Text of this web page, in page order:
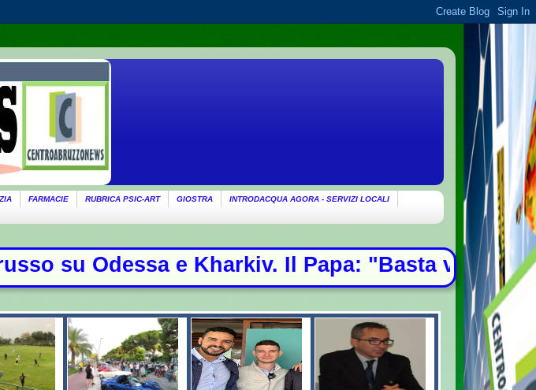
FARMACIE RUBRICA PSIC-ART GIOSTRA
INTRODACQUA AGORA - SERVIZI LOCALI
Kharkiv. Il Papa: "Basta violenze, spazio alla